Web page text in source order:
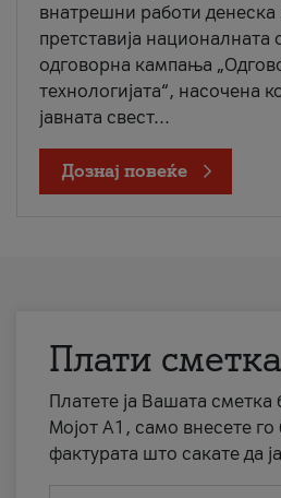
внатрешни работи денеска
претставија националната
одговорна кампања
технологијата“, насочена
јавната свест...
Дознај повеќе
Плати сметка
Платете ја Вашата сметка
Мојот А1, само внесете го
фактурата што сакате да